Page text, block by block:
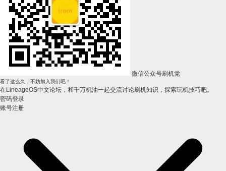
微信公众号刷机党
看了这么久，不妨加入我们吧！
在LineageOS中文论坛，和千万机油一起交流讨论刷机知识，探索玩机技巧吧。
密码登录
账号注册